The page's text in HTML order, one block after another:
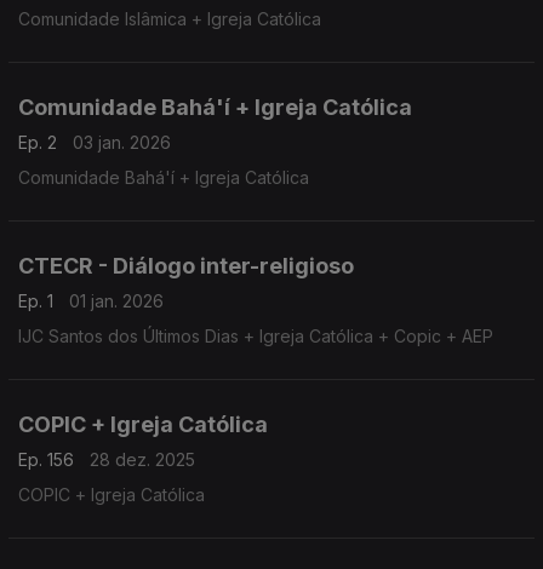
Comunidade Islâmica + Igreja Católica
Comunidade Bahá'í + Igreja Católica
Ep. 2
03 jan. 2026
Comunidade Bahá'í + Igreja Católica
CTECR - Diálogo inter-religioso
Ep. 1
01 jan. 2026
IJC Santos dos Últimos Dias + Igreja Católica + Copic + AEP
COPIC + Igreja Católica
Ep. 156
28 dez. 2025
COPIC + Igreja Católica